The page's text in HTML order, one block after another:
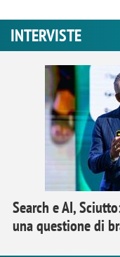
INTERVISTE
Search e AI,
una questione di